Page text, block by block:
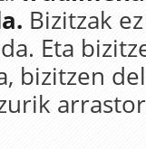
Bizitzak
Eta
bizitzen